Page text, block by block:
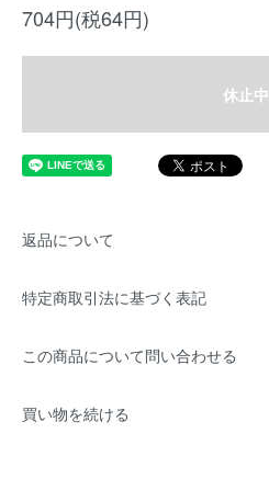
704円(税64円)
休止中
返品について
特定商取引法に基づく表記
この商品について問い合わせる
買い物を続ける